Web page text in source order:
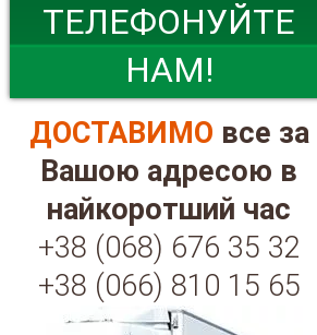
ТЕЛЕФОНУЙТЕ
НАМ!
ДОСТАВИМО все за
Вашою адресою в
найкоротший час
+38 (068) 676 35 32
+38 (066) 810 15 65